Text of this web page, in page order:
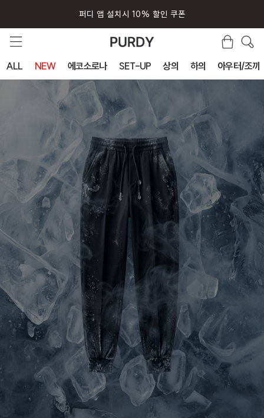
회원가입시 즉시 사용 5000원 쿠폰
ALL NEW 에코소로나 SET-UP 상의 하의 아우터/조끼